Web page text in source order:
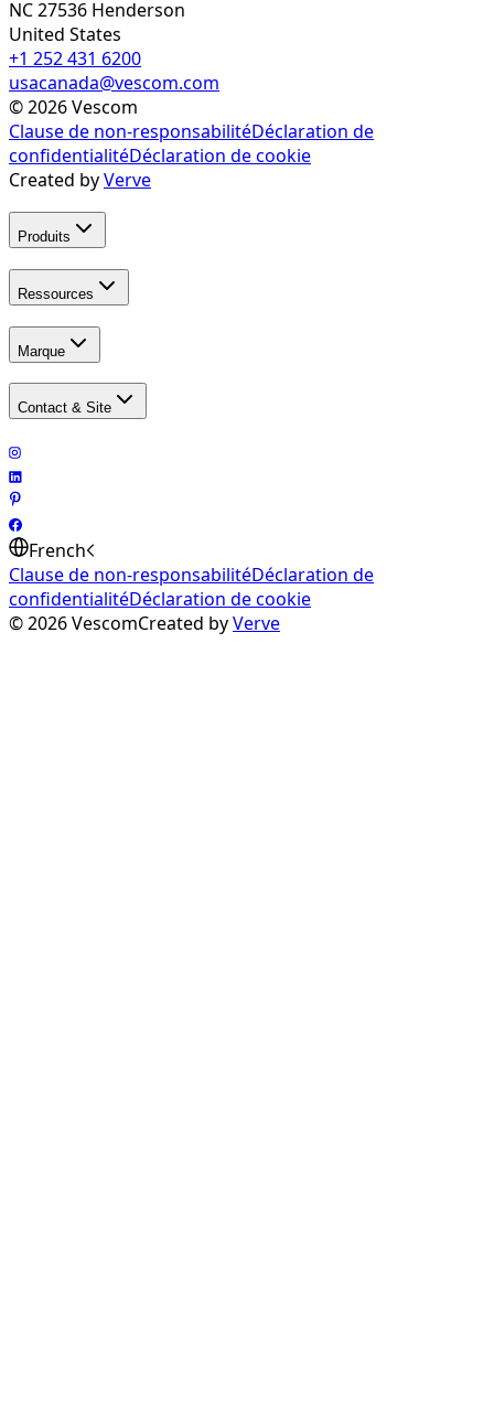
NC 27536 Henderson
United States
+1 252 431 6200
usacanada@vescom.com
©2026Vescom
Clause de non-responsabilitéDéclaration de
confidentialitéDéclaration de cookie
Created byVerve
Produits
Ressources
Marque
Contact & Site
French
Clause de non-responsabilitéDéclaration de
confidentialitéDéclaration de cookie
©2026VescomCreated byVerve